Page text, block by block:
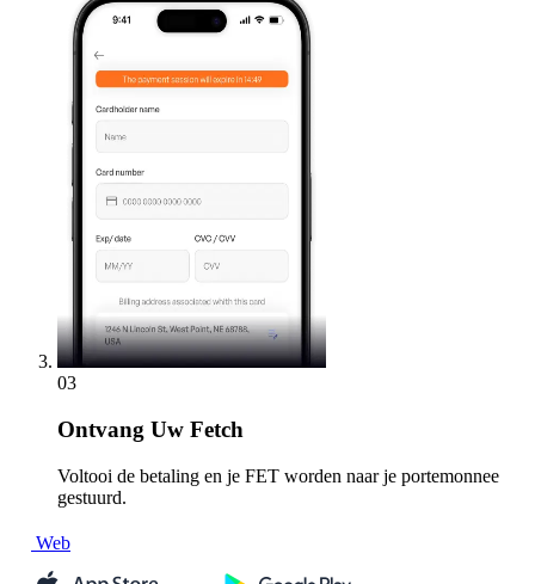
03
Ontvang Uw Fetch
Voltooi de betaling en je FET worden naar je portemonnee
gestuurd.
Web